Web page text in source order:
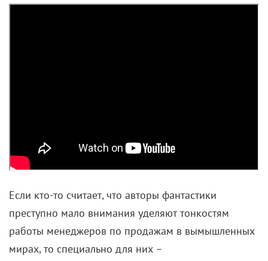
Если кто-то считает, что авторы фантастики
преступно мало внимания уделяют тонкостям
работы менеджеров по продажам в вымышленных
мирах, то специально для них –